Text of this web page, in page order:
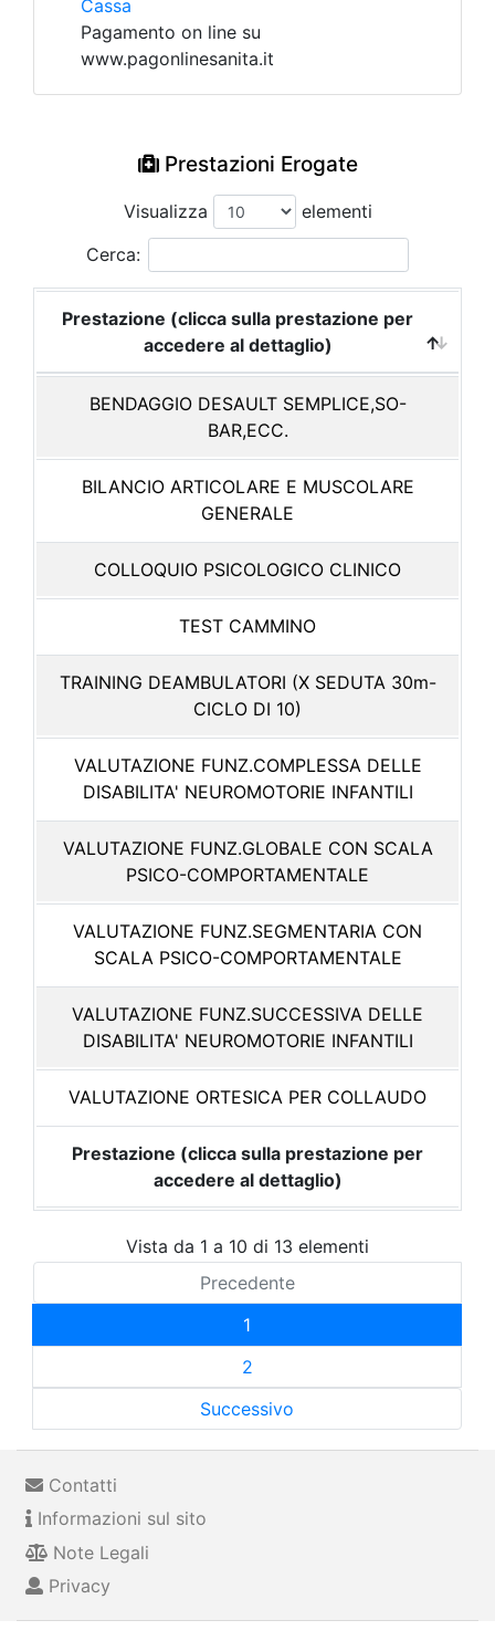
Cassa
Pagamento on line su
www.pagonlinesanita.it
Prestazioni Erogate
Visualizza
elementi
Cerca:
Prestazione (clicca sulla prestazione per
accedere al dettaglio)
BENDAGGIO DESAULT SEMPLICE,SO-
BAR,ECC.
BILANCIO ARTICOLARE E MUSCOLARE
GENERALE
COLLOQUIO PSICOLOGICO CLINICO
TEST CAMMINO
TRAINING DEAMBULATORI (X SEDUTA 30m-
CICLO DI 10)
VALUTAZIONE FUNZ.COMPLESSA DELLE
DISABILITA' NEUROMOTORIE INFANTILI
VALUTAZIONE FUNZ.GLOBALE CON SCALA
PSICO-COMPORTAMENTALE
VALUTAZIONE FUNZ.SEGMENTARIA CON
SCALA PSICO-COMPORTAMENTALE
VALUTAZIONE FUNZ.SUCCESSIVA DELLE
DISABILITA' NEUROMOTORIE INFANTILI
VALUTAZIONE ORTESICA PER COLLAUDO
Prestazione (clicca sulla prestazione per
accedere al dettaglio)
Vista da 1 a 10 di 13 elementi
Precedente
1
2
Successivo
Contatti
Informazioni sul sito
Note Legali
Privacy